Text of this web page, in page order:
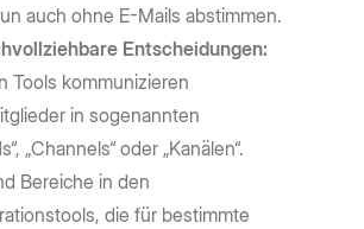
auch ohne E-Mails abstimmen.
Entscheidungen:
Tools kommunizieren
in sogenannten
„Channels“ oder „Kanälen“.
Bereiche in den
die für bestimmte